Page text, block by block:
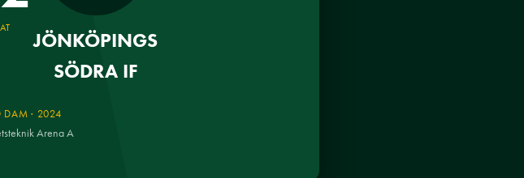
JÖNKÖPINGS
SÖDRA IF
· 2024
Arena A